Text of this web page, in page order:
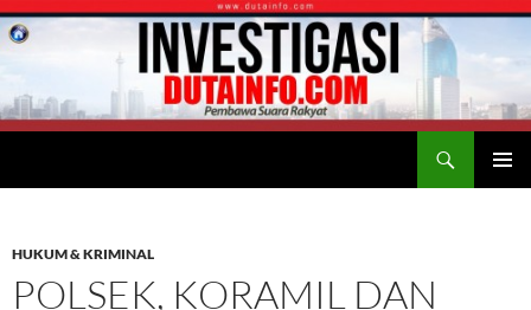
HUKUM & KRIMINAL
POLSEK, KORAMIL DAN